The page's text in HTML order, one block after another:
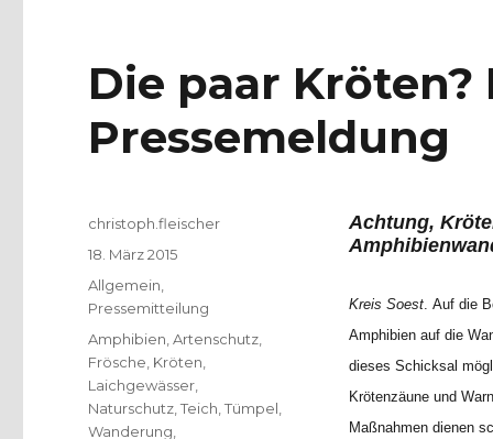
Die paar
Pressemeldung
Achtung,
Kreis Soest. Auf die
Amphibien auf die
dieses Schicksal
Krötenzäune und
Maßnahmen dienen
Autor
christoph.fleischer
Veröffentlicht
am
18. März 2015
Kategorien
Allgemein
Pressemitteilung
Schlagwörter
Amphibien ,Artenschutz
Frösche Kröten
Laichgewässer
Naturschutz ,Teich ,Tümpel
Wanderung